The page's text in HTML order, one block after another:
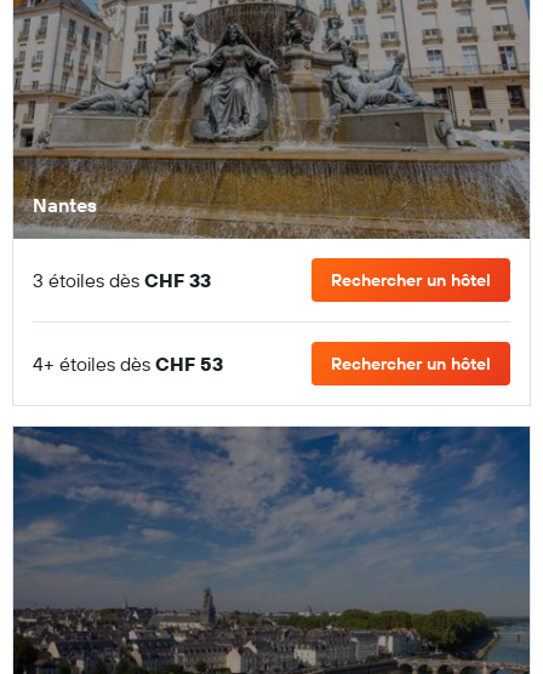
Nantes
3 étoiles dès CHF 33 Rechercher un hôtel
4+ étoiles dès CHF 53 Rechercher un hôtel